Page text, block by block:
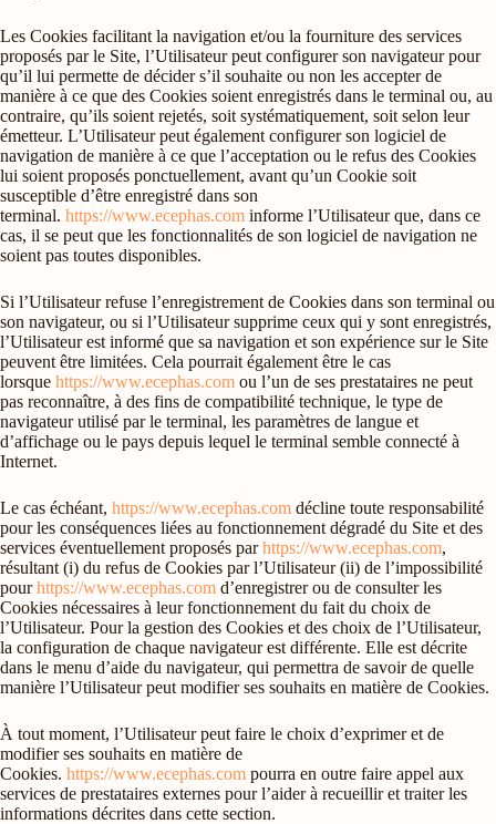
Les Cookies facilitant la navigation et/ou la fourniture des services
proposés par le Site, l’Utilisateur peut configurer son navigateur pour
qu’il lui permette de décider s’il souhaite ou non les accepter de
manière à ce que des Cookies soient enregistrés dans le terminal ou, au
contraire, qu’ils soient rejetés, soit systématiquement, soit selon leur
émetteur. L’Utilisateur peut également configurer son logiciel de
navigation de manière à ce que l’acceptation ou le refus des Cookies
lui soient proposés ponctuellement, avant qu’un Cookie soit
susceptible d’être enregistré dans son
terminal. https://www.ecephas.com informe l’Utilisateur que, dans ce
cas, il se peut que les fonctionnalités de son logiciel de navigation ne
soient pas toutes disponibles.
Si l’Utilisateur refuse l’enregistrement de Cookies dans son terminal ou
son navigateur, ou si l’Utilisateur supprime ceux qui y sont enregistrés,
l’Utilisateur est informé que sa navigation et son expérience sur le Site
peuvent être limitées. Cela pourrait également être le cas
lorsque https://www.ecephas.com ou l’un de ses prestataires ne peut
pas reconnaître, à des fins de compatibilité technique, le type de
navigateur utilisé par le terminal, les paramètres de langue et
d’affichage ou le pays depuis lequel le terminal semble connecté à
Internet.
Le cas échéant, https://www.ecephas.com décline toute responsabilité
pour les conséquences liées au fonctionnement dégradé du Site et des
services éventuellement proposés parhttps://www.ecephas.com,
résultant (i) du refus de Cookies par l’Utilisateur (ii) de l’impossibilité
pourhttps://www.ecephas.com d’enregistrer ou de consulter les
Cookies nécessaires à leur fonctionnement du fait du choix de
l’Utilisateur. Pour la gestion des Cookies et des choix de l’Utilisateur,
la configuration de chaque navigateur est différente. Elle est décrite
dans le menu d’aide du navigateur, qui permettra de savoir de quelle
manière l’Utilisateur peut modifier ses souhaits en matière de Cookies.
À tout moment, l’Utilisateur peut faire le choix d’exprimer et de
modifier ses souhaits en matière de
Cookies. https://www.ecephas.com pourra en outre faire appel aux
services de prestataires externes pour l’aider à recueillir et traiter les
informations décrites dans cette section.